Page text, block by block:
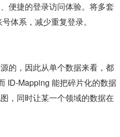
便捷的登录访问体验。将多套
体系，减少重复登录。
的，因此从单个数据来看，都
ID-Mapping 能把碎片化的数据
，同时让某一个领域的数据在